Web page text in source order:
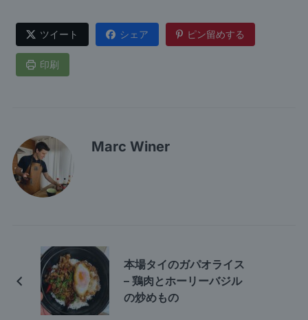
ツイート シェア ピン留めする
印刷
Marc Winer
本場タイのガパオライス
– 鶏肉とホーリーバジル
の炒めもの